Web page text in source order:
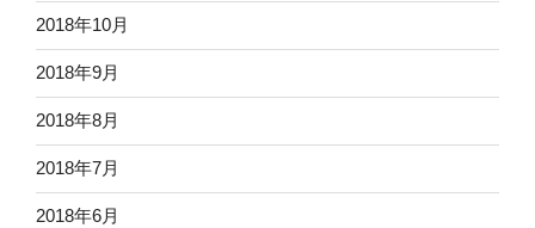
2018年10月
2018年9月
2018年8月
2018年7月
2018年6月